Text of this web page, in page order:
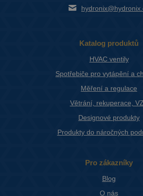
Katalog produktů
HVAC ventily
Spotřebiče pro vytápění a
Měření a regulace
Větrání, rekuperace,
Designové produkty
Produkty do náročných
Pro zákazníky
Blog
O nás